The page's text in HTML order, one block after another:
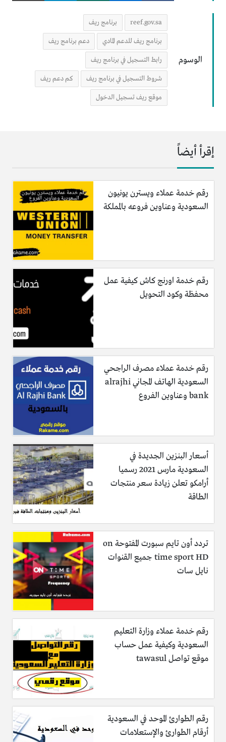
الوسوم
reef.gov.sa برنامج ريف
برنامج ريف للدعم المادي دعم برنامج ريف
رابط التسجيل في برنامج ريف
شروط التسجيل في برنامج ريف كم دعم ريف
موقع ريف تسجيل الدخول
إقرأ أيضاً
رقم خدمة عملاء ويسترن يونيون
السعودية وعناوين فروعه بالمملكة
رقم خدمة اورنج كاش كيفية عمل
محفظة وكود التحويل
رقم خدمة عملاء مصرف الراجحي
السعودية الهاتف المجاني alrajhi
bank وعناوين الفروع
أسعار البنزين الجديدة في
السعودية مارس 2021 رسميا
أرامكو تعلن زيادة سعر منتجات
الطاقة
تردد أون تايم سبورت المفتوحة on
time sport HD جميع القنوات
نايل سات
رقم خدمة عملاء وزارة التعليم
السعودية وكيفية عمل حساب
موقع تواصل tawasul
رقم الطوارئ الموحد في السعودية
أرقام الطوارئ والإستعلامات